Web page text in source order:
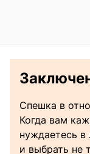
Спешка в
Когда вам
нуждаетесь
и выбрать не